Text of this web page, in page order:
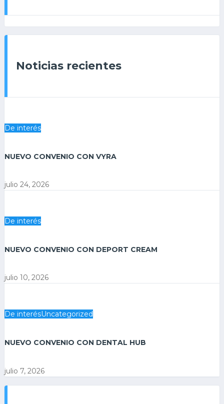
Noticias recientes
De interés
NUEVO CONVENIO CON VYRA
julio 24, 2026
De interés
NUEVO CONVENIO CON DEPORT CREAM
julio 10, 2026
De interésUncategorized
NUEVO CONVENIO CON DENTAL HUB
julio 7, 2026